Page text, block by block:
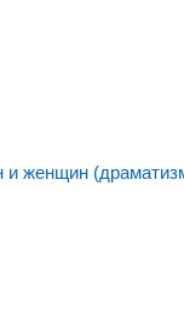
женщин